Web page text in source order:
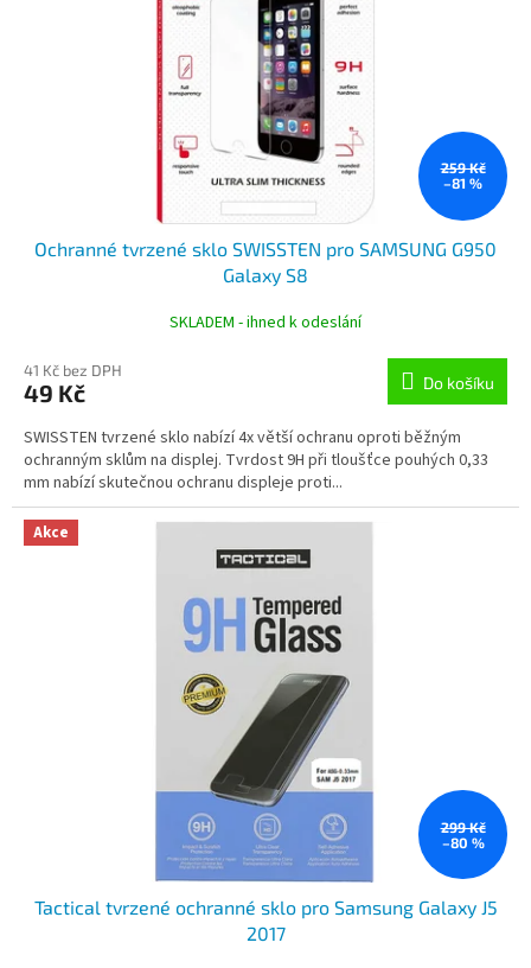
259 Kč
–81 %
Ochranné tvrzené sklo SWISSTEN pro SAMSUNG G950
Galaxy S8
SKLADEM - ihned k odeslání
41 Kč bez DPH
49 Kč Do košíku
SWISSTEN tvrzené sklo nabízí 4x větší ochranu oproti běžným
ochranným sklům na displej. Tvrdost 9H při tloušťce pouhých 0,33
mm nabízí skutečnou ochranu displeje proti...
Akce
299 Kč
–80 %
Tactical tvrzené ochranné sklo pro Samsung Galaxy J5
2017